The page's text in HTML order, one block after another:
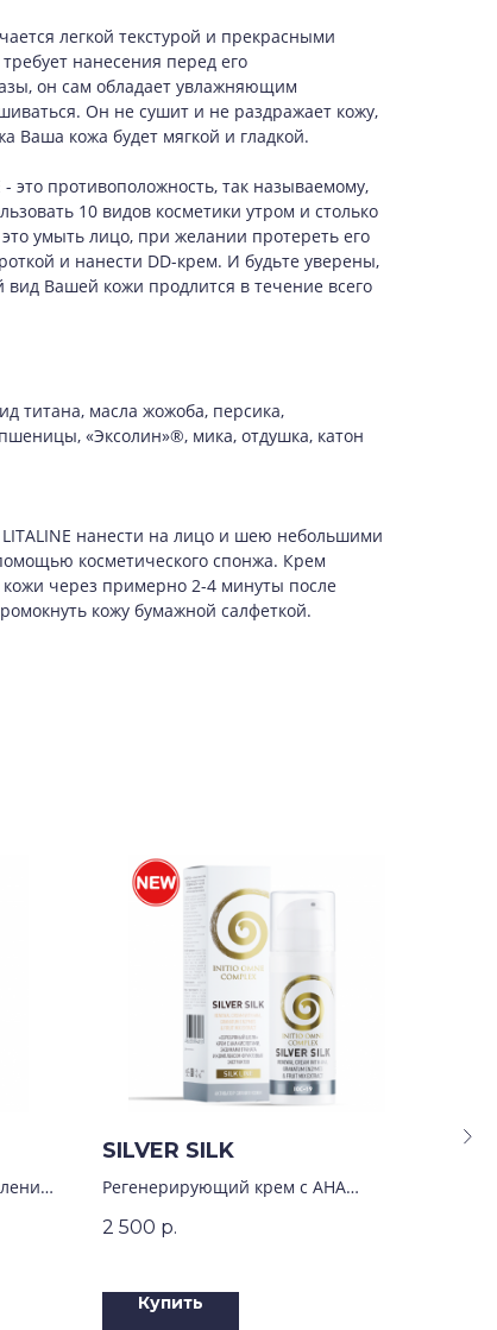
легкой текстурой и прекрасными
нанесения перед его
он сам обладает увлажняющим
Он не сушит и не раздражает кожу,
Ваша кожа будет мягкой и гладкой.
это противоположность, так называемому,
10 видов косметики утром и столько
умыть лицо, при желании протереть его
и нанести DD-крем. И будьте уверены,
Вашей кожи продлится в течение всего
титана, масла жожоба, персика,
«Эксолин»®, мика, отдушка, катон
нанести на лицо и шею небольшими
косметического спонжа. Крем
кожи через примерно 2-4 минуты после
кожу бумажной салфеткой.
SILVER SILK
Регенерирующий крем с АНА
2 500 р.
Купить